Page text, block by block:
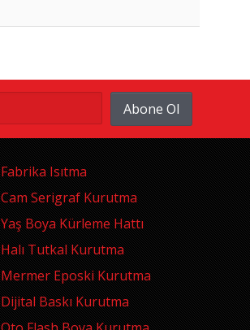
Abone Ol
Fabrika Isıtma
Cam Serigraf Kurutma
Yaş Boya Kürleme Hattı
Halı Tutkal Kurutma
Mermer Eposki Kurutma
Dijital Baskı Kurutma